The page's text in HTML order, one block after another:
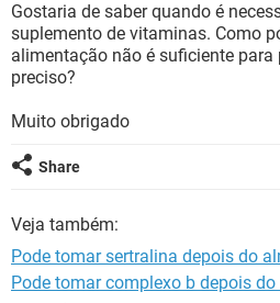
SEXUALIDADE
GLOSSÁRIO
Gostaria de saber quando é
suplemento de vitaminas. Como
alimentação não é suficiente
preciso?
Muito obrigado
Share
Veja também:
Pode tomar sertralina depois do
Pode tomar complexo b depois